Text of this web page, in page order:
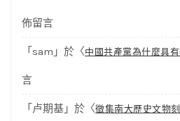
佈留言
「 sam 」於〈中國共產黨為什麼具
言
「 卢期基 」於〈徵集南大歷史文物